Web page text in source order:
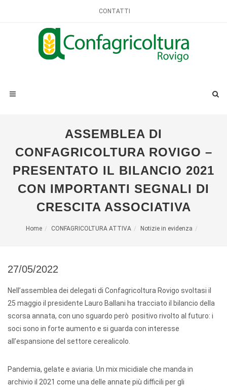
CONTATTI
ASSEMBLEA DI
CONFAGRICOLTURA ROVIGO –
PRESENTATO IL BILANCIO 2021
CON IMPORTANTI SEGNALI DI
CRESCITA ASSOCIATIVA
Home CONFAGRICOLTURA ATTIVA Notizie in evidenza
27/05/2022
Nell’assemblea dei delegati di Confagricoltura Rovigo svoltasi il
25 maggio il presidente Lauro Ballani ha tracciato il bilancio della
scorsa annata, con uno sguardo però positivo rivolto al futuro: i
soci sono in forte aumento e si guarda con interesse
all’espansione del settore cerealicolo.
Pandemia, gelate e aviaria. Un mix micidiale che manda in
archivio il 2021 come una delle annate più difficili per gli